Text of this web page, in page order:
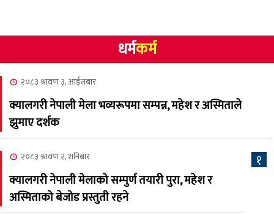
४
NCSC को अध्यक्षमा घनेन्द्र
न्यौपाने बिजयी
नेप्लिज सोसाइटि अफ
२०८३ श्रावण ६, बुधबार
धर्मकर्म
२०८३ श्रावण ३, आईतबार
क्यालगरी नेपाली मेला भव्यरूपमा सम्पन्न, महेश र अस्मिताले
झुमाए दर्शक
१
२०८३ श्रावण २, शनिबार
क्यालगरी नेपाली मेलाको सम्पुर्ण तयारी पुरा, महेश र
अस्मिताको बेजोड प्रस्तुती रहने